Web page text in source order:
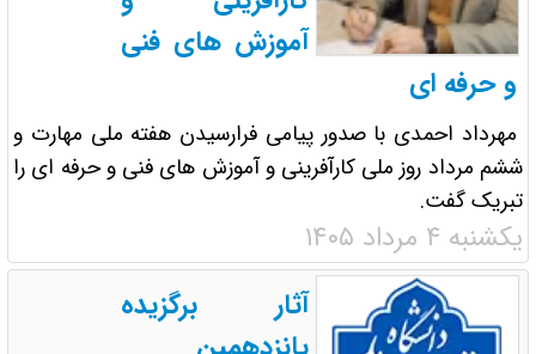
آموزش های فنی
و حرفه ای
مهرداد احمدی با صدور پیامی فرارسیدن هفته ملی مهارت و
ششم مرداد روز ملی کارآفرینی و آموزش های فنی و حرفه ای را
تبریک گفت.
یکشنبه ۴ مرداد ۱۴۰۵
آثار برگزیده